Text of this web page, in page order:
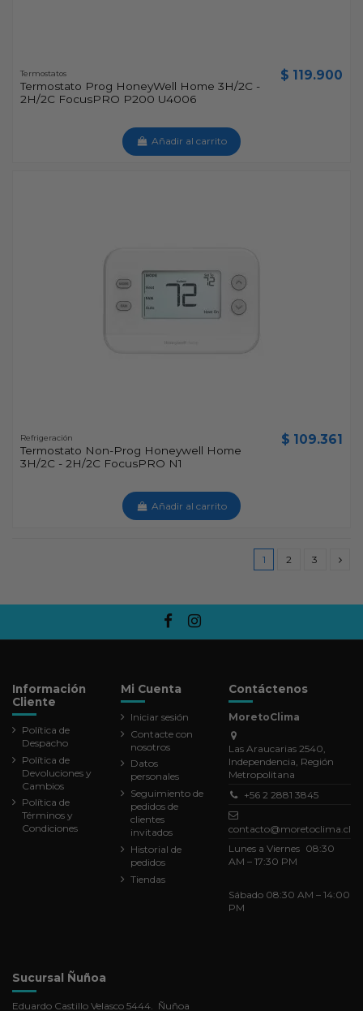
Termostatos
Termostato Prog HoneyWell Home 3H/2C -
2H/2C FocusPRO P200 U4006
$ 119.900
Añadir al carrito
Refrigeración
Termostato Non-Prog Honeywell Home
3H/2C - 2H/2C FocusPRO N1
$ 109.361
Añadir al carrito
1 2 3
Información
Cliente
Política de
Despacho
Política de
Devoluciones y
Cambios
Política de
Términos y
Condiciones
Mi Cuenta
Iniciar sesión
Contacte con
nosotros
Datos
personales
Seguimiento de
pedidos de
clientes
invitados
Historial de
pedidos
Tiendas
Contáctenos
MoretoClima
Las Araucarias 2540,
Independencia, Región
Metropolitana
+56 2 2881 3845
contacto@moretoclima.cl
Lunes a Viernes 08:30
AM – 17:30 PM
Sábado 08:30 AM – 14:00
PM
Sucursal Ñuñoa
Eduardo Castillo Velasco 5444. Ñuñoa